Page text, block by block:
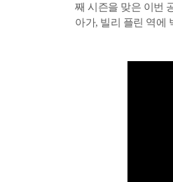
째 시즌을 맞은 이번
아가, 빌리 플린 역에